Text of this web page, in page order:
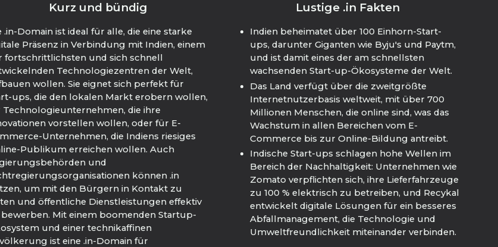
Kurz und bündig
.in-Domain ist ideal für alle, die eine starke
Präsenz in Verbindung mit Indien, einem
fortschrittlichsten und sich schnell
Technologiezentren der Welt,
wollen. Sie eignet sich perfekt für
ups, die den lokalen Markt erobern wollen,
Technologieunternehmen, die ihre
vorstellen wollen, oder für E-
Unternehmen, die Indiens riesiges
Publikum erreichen wollen. Auch
und
können .in
um mit den Bürgern in Kontakt zu
und öffentliche Dienstleistungen effektiv
Mit einem boomenden Startup-
und einer technikaffinen
ist eine .in-Domain für
Lustige .in Fakten
Indien beheimatet über 100 Einhorn-Start-
ups, darunter Giganten wie Byju's und Paytm,
und ist damit eines der am schnellsten
wachsenden Start-up-Ökosysteme der Welt.
Das Land verfügt über die zweitgrößte
Internetnutzerbasis weltweit, mit über 700
Millionen Menschen, die online sind, was das
Wachstum in allen Bereichen vom E-
Commerce bis zur Online-Bildung antreibt.
Indische Start-ups schlagen hohe Wellen im
Bereich der Nachhaltigkeit: Unternehmen wie
Zomato verpflichten sich, ihre Lieferfahrzeuge
zu 100 % elektrisch zu betreiben, und Recykal
entwickelt digitale Lösungen für ein besseres
Abfallmanagement, die Technologie und
Umweltfreundlichkeit miteinander verbinden.